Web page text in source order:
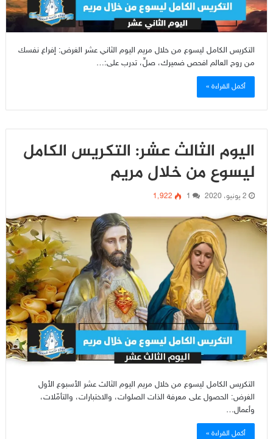
التكريس الكامل ليسوع من خلال مريم اليوم الثاني عشر الغرض: إفراغ نفسك
من روح العالم افحص ضميرك، صلِّ، تدرب على:…
أكمل القراءة »
اليوم الثالث عشر: التكريس الكامل
ليسوع من خلال مريم
2 يونيو، 2020 1 1٬922
التكريس الكامل ليسوع من خلال مريم اليوم الثالث عشر الأسبوع الأول
الغرض: الحصول على معرفة الذات الصلوات، والاختبارات، والتأمّلات،
وأعمال…
أكمل القراءة »